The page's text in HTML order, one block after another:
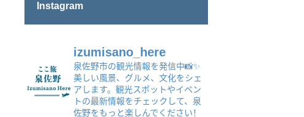
Instagram
izumisano_here
泉佐野市の観光情報を発信中📸✨
美しい風景、グルメ、文化をシェ
アします。観光スポットやイベン
トの最新情報をチェックして、泉
佐野をもっと楽しんでください！